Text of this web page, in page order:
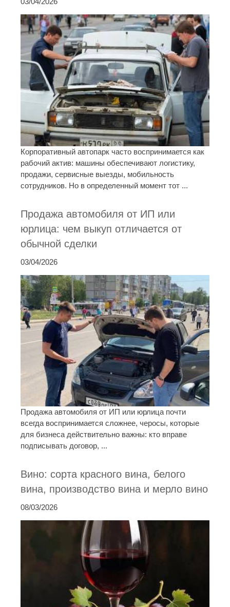
Корпоративный автопарк часто воспринимается как
рабочий актив: машины обеспечивают логистику,
продажи, сервисные выезды, мобильность
сотрудников. Но в определенный момент тот ...
Продажа автомобиля от ИП или
юрлица: чем выкуп отличается от
обычной сделки
03/04/2026
Продажа автомобиля от ИП или юрлица почти
всегда воспринимается сложнее, черосы, которые
для бизнеса действительно важны: кто вправе
подписывать договор, ...
Вино: сорта красного вина, белого
вина, производство вина и мерло вино
08/03/2026